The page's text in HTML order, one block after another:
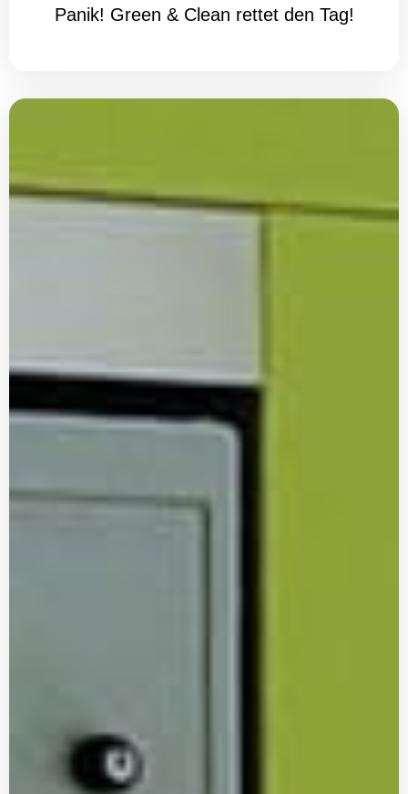
Panik! Green & Clean rettet den Tag!